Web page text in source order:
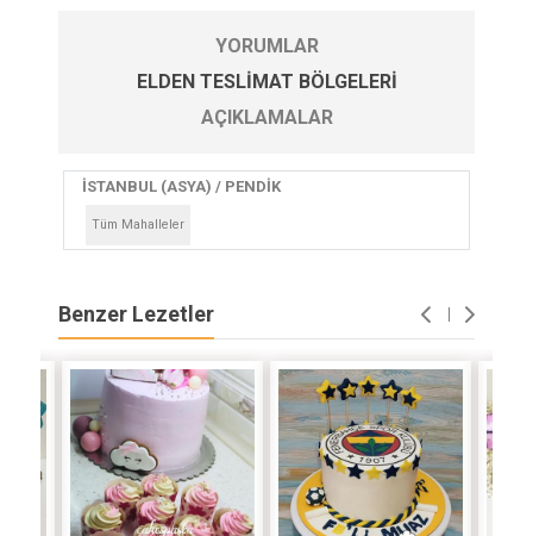
YORUMLAR
ELDEN TESLIMAT BÖLGELERI
AÇIKLAMALAR
İSTANBUL (ASYA) / PENDİK
Tüm Mahalleler
Benzer Lezetler